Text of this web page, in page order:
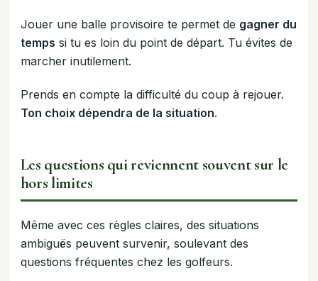
Jouer une balle provisoire te permet de gagner du
temps si tu es loin du point de départ. Tu évites de
marcher inutilement.
Prends en compte la difficulté du coup à rejouer.
Ton choix dépendra de la situation.
Les questions qui reviennent souvent sur le
hors limites
Même avec ces règles claires, des situations
ambiguës peuvent survenir, soulevant des
questions fréquentes chez les golfeurs.